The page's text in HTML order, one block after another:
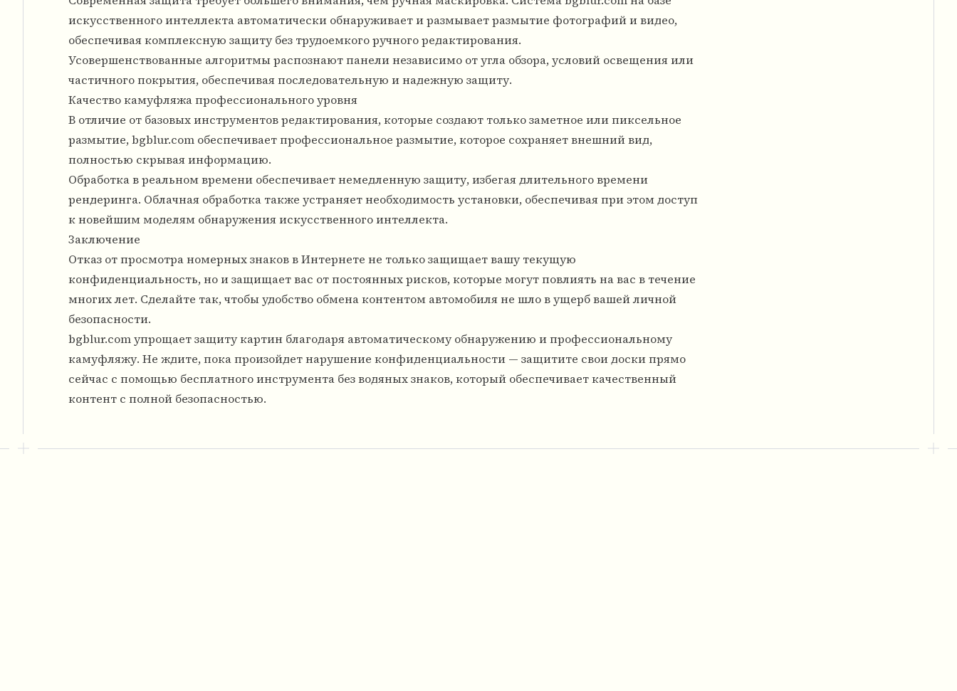
искусственного интеллекта автоматически обнаруживает и размывает размытие фотографий и видео,
обеспечивая комплексную защиту без трудоемкого ручного редактирования.
Усовершенствованные алгоритмы распознают панели независимо от угла обзора, условий освещения или
частичного покрытия, обеспечивая последовательную и надежную защиту.
Качество камуфляжа профессионального уровня
В отличие от базовых инструментов редактирования, которые создают только заметное или пиксельное
размытие, bgblur.com обеспечивает профессиональное размытие, которое сохраняет внешний вид,
полностью скрывая информацию.
Обработка в реальном времени обеспечивает немедленную защиту, избегая длительного времени
рендеринга. Облачная обработка также устраняет необходимость установки, обеспечивая при этом доступ
к новейшим моделям обнаружения искусственного интеллекта.
Заключение
Отказ от просмотра номерных знаков в Интернете не только защищает вашу текущую
конфиденциальность, но и защищает вас от постоянных рисков, которые могут повлиять на вас в течение
многих лет. Сделайте так, чтобы удобство обмена контентом автомобиля не шло в ущерб вашей личной
безопасности.
bgblur.com упрощает защиту картин благодаря автоматическому обнаружению и профессиональному
камуфляжу. Не ждите, пока произойдет нарушение конфиденциальности — защитите свои доски прямо
сейчас с помощью бесплатного инструмента без водяных знаков, который обеспечивает качественный
контент с полной безопасностью.